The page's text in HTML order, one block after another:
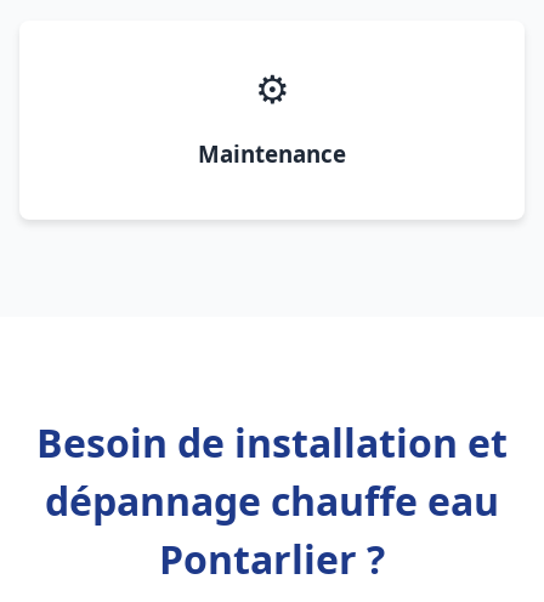
⚙️
Maintenance
Besoin de installation et
dépannage chauffe eau
Pontarlier ?